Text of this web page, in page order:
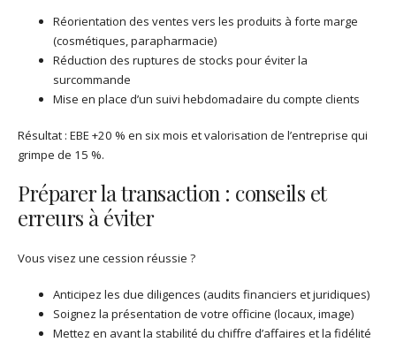
Réorientation des ventes vers les produits à forte marge
(cosmétiques, parapharmacie)
Réduction des ruptures de stocks pour éviter la
surcommande
Mise en place d’un suivi hebdomadaire du compte clients
Résultat : EBE +20 % en six mois et valorisation de l’entreprise qui
grimpe de 15 %.
Préparer la transaction : conseils et
erreurs à éviter
Vous visez une cession réussie ?
Anticipez les due diligences (audits financiers et juridiques)
Soignez la présentation de votre officine (locaux, image)
Mettez en avant la stabilité du chiffre d’affaires et la fidélité